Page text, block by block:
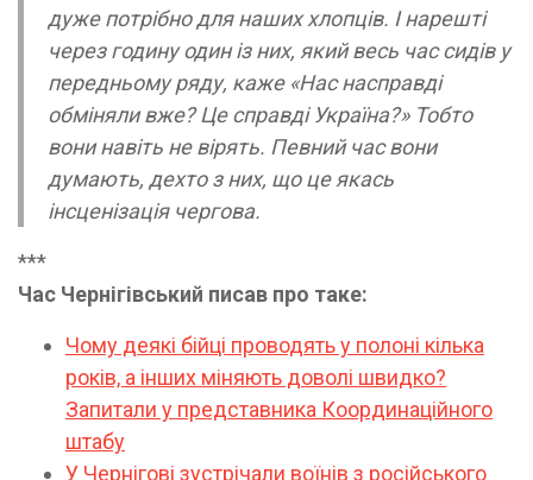
дуже потрібно для наших хлопців. І нарешті
через годину один із них, який весь час сидів у
передньому ряду, каже «Нас насправді
обміняли вже? Це справді Україна?» Тобто
вони навіть не вірять. Певний час вони
думають, дехто з них, що це якась
інсценізація чергова.
***
Час Чернігівський писав про таке:
Чому деякі бійці проводять у полоні кілька
років, а інших міняють доволі швидко?
Запитали у представника Координаційного
штабу
У Чернігові зустрічали воїнів з російського